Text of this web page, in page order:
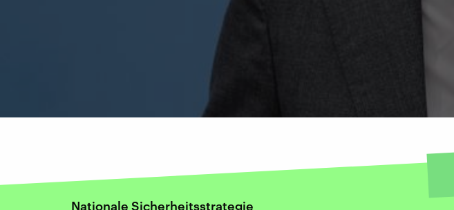
Nationale Sicherheitsstrategie